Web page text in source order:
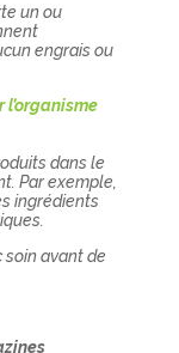
un ou
engrais ou
dans le
Par exemple,
ingrédients
soin avant de